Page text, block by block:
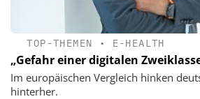
TOP-THEMEN • E-HEALTH
„Gefahr einer digitalen
Im europäischen Vergleich hinken
hinterher.